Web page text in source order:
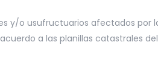
y/o usufructuarios afectados por
a las planillas catastrales